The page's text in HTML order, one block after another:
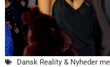
Dansk Reality & Nyheder